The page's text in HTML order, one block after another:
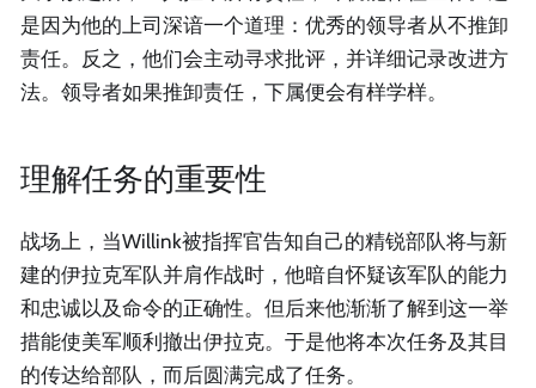
是因为他的上司深谙一个道理：优秀的领导者从不推卸
责任。反之，他们会主动寻求批评，并详细记录改进方
法。领导者如果推卸责任，下属便会有样学样。
理解任务的重要性
战场上，当Willink被指挥官告知自己的精锐部队将与新
建的伊拉克军队并肩作战时，他暗自怀疑该军队的能力
和忠诚以及命令的正确性。但后来他渐渐了解到这一举
措能使美军顺利撤出伊拉克。于是他将本次任务及其目
的传达给部队，而后圆满完成了任务。